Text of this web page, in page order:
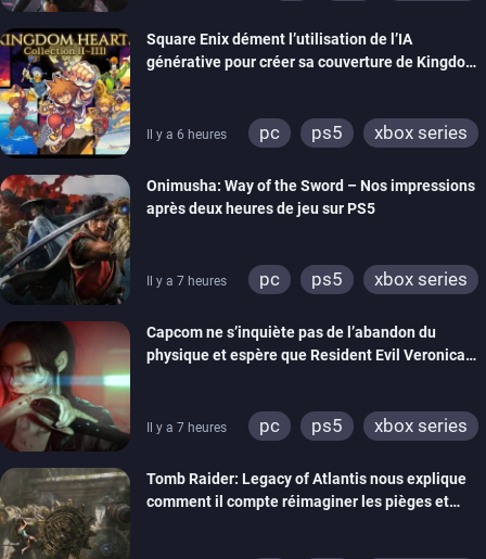
Square Enix dément l’utilisation de l’IA
générative pour créer sa couverture de Kingdom
Il y a 6 heures pc ps5
xbox series
Onimusha: Way of the Sword – Nos impressions
après deux heures de jeu sur PS5
Il y a 7 heures pc ps5
xbox series
Capcom ne s’inquiète pas de l’abandon du
physique et espère que Resident Evil Veronica
Il y a 7 heures pc ps5
xbox series
Tomb Raider: Legacy of Atlantis nous explique
comment il compte réimaginer les pièges et